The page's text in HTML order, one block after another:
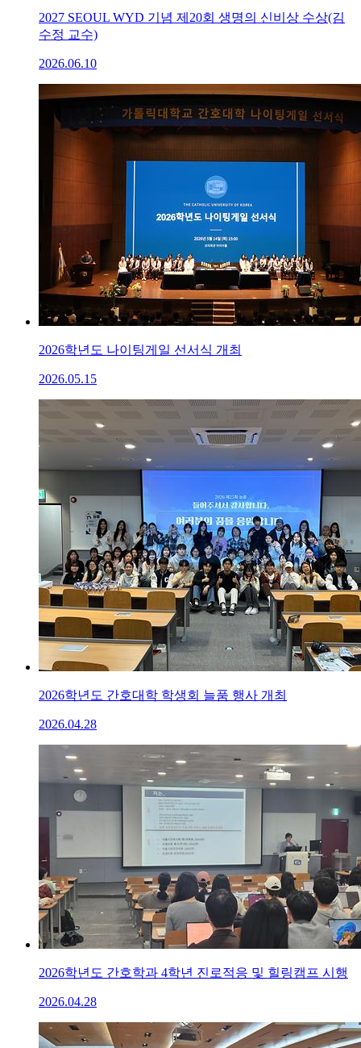
2027 SEOUL WYD 기념 제20회 생명의 신비상 수상(김
수정 교수)
2026.06.10
2026학년도 나이팅게일 선서식 개최
2026.05.15
2026학년도 간호대학 학생회 늘품 행사 개최
2026.04.28
2026학년도 간호학과 4학년 진로적응 및 힐링캠프 시행
2026.04.28